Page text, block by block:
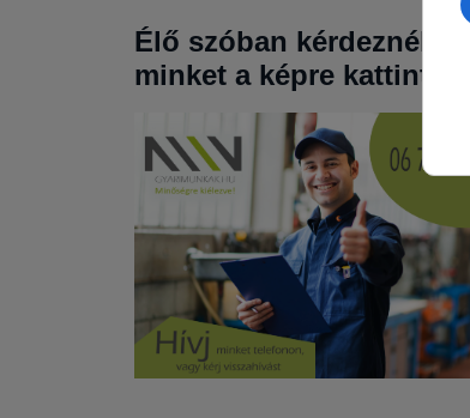
Élő szóban kérdeznél?
minket a képre kattintva